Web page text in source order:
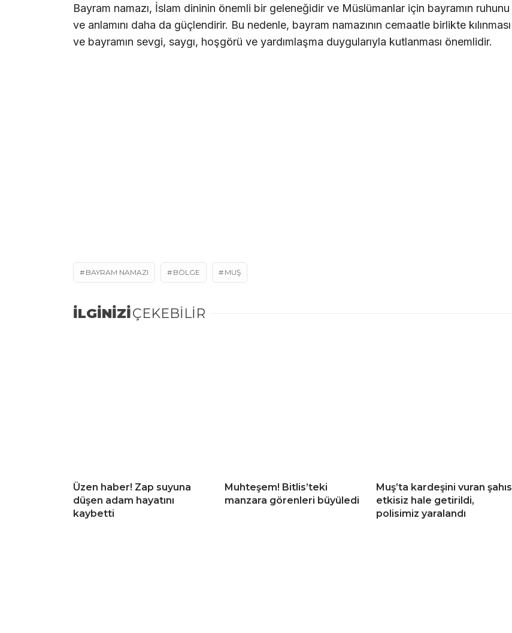
Bayram namazı, İslam dininin önemli bir geleneğidir ve Müslümanlar için bayramın ruhunu
ve anlamını daha da güçlendirir. Bu nedenle, bayram namazının cemaatle birlikte kılınması
ve bayramın sevgi, saygı, hoşgörü ve yardımlaşma duygularıyla kutlanması önemlidir.
BAYRAM NAMAZI BÖLGE MUŞ
İLGİNİZİÇEKEBİLİR
Üzen haber! Zap suyuna
düşen adam hayatını
kaybetti
Muhteşem! Bitlis’teki
manzara görenleri büyüledi
Muş’ta kardeşini vuran şahıs
etkisiz hale getirildi,
polisimiz yaralandı